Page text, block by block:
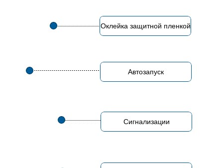
Сигнализации
Автозапуск
Оклейка защитной пленкой